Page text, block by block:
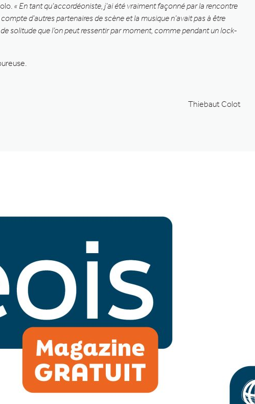
« En tant qu’accordéoniste, j’ai été vraiment façonné par la rencontre
d’autres partenaires de scène et la musique n’avait pas à être
solitude que l’on peut ressentir par moment, comme pendant un lock-
Thiebaut Colot